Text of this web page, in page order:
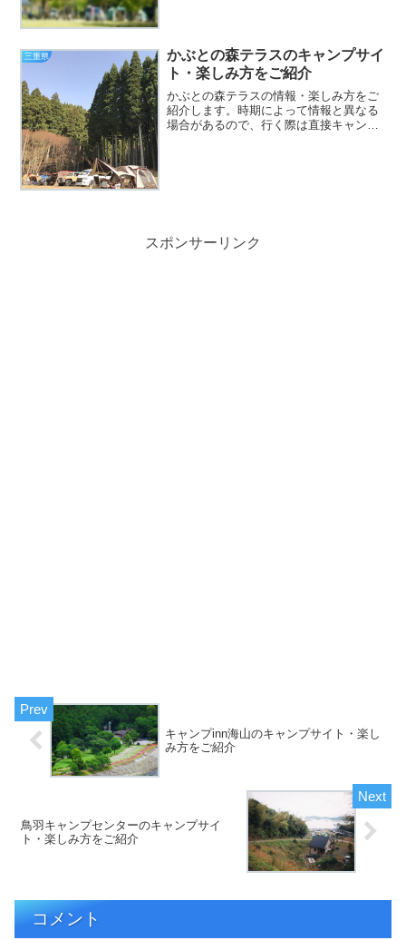
三重県
かぶとの森テラスのキャンプサイ
ト・楽しみ方をご紹介
かぶとの森テラスの情報・楽しみ方をご
紹介します。時期によって情報と異なる
場合があるので、行く際は直接キャンプ
スポンサーリンク
キャンプinn海山のキャンプサイト・楽し
み方をご紹介
鳥羽キャンプセンターのキャンプサイ
ト・楽しみ方をご紹介
コメント